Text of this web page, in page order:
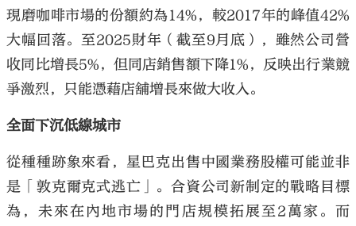
現磨咖啡市場的份額約為14%，較2017年的峰值42%
大幅回落。至2025財年（截至9月底），雖然公司營
收同比增長5%，但同店銷售額下降1%，反映出行業競
爭激烈，只能憑藉店舖增長來做大收入。
全面下沉低線城市
從種種跡象來看，星巴克出售中國業務股權可能並非
是「敦克爾克式逃亡」。合資公司新制定的戰略目標
為，未來在內地市場的門店規模拓展至2萬家。而